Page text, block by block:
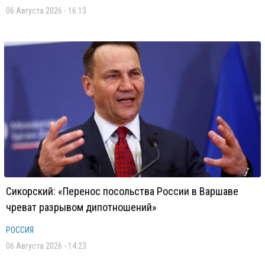
06 Августа 2026 - 16:13
Сикорский: «Перенос посольства России в Варшаве
чреват разрывом дипотношений»
РОССИЯ
06 Августа 2026 - 14:23